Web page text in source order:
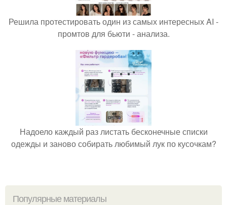
Решила протестировать один из самых интересных AI -
промтов для бьюти - анализа.
Надоело каждый раз листать бесконечные списки
одежды и заново собирать любимый лук по кусочкам?
Популярные материалы